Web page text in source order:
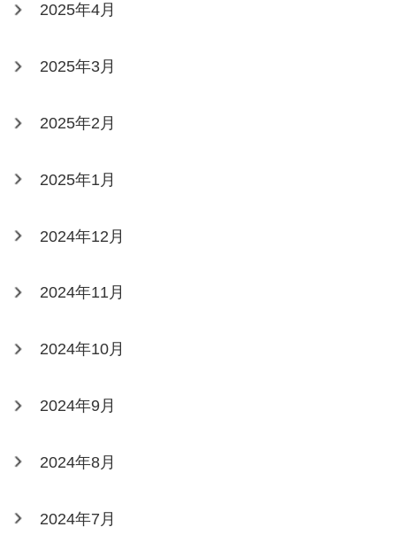
2025年4月
2025年3月
2025年2月
2025年1月
2024年12月
2024年11月
2024年10月
2024年9月
2024年8月
2024年7月